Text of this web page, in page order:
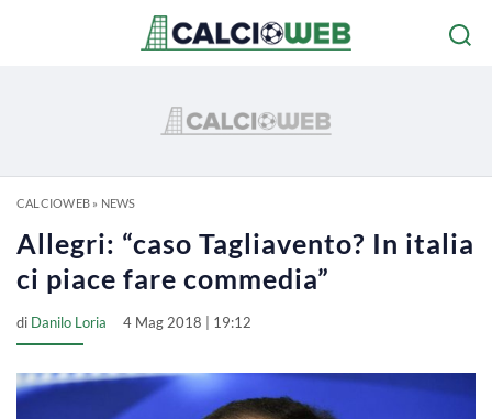
CALCIOWEB» NEWS
Allegri: “caso Tagliavento? In italia
ci piace fare commedia”
di Danilo Loria 4 Mag 2018 | 19:12